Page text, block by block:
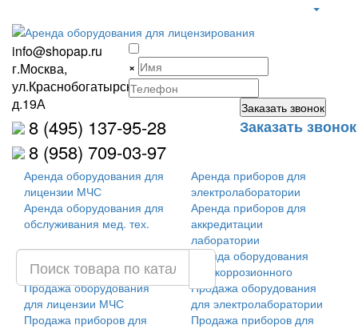
info@shopap.ru
г.Москва,
ул.Краснобогатырская,
д.19А
8 (495) 137-95-28
8 (958) 709-03-97
×
Заказать звонок
Аренда оборудования для
лицензии МЧС
Аренда приборов для
электролаборатории
Аренда оборудования для
обслуживания мед. тех.
Аренда приборов для
аккредитации
лаборатории
лицензии ФСТЭК
Аренда оборудования
антикоррозионного
Продажа оборудования
для лицензии МЧС
Продажа оборудования
для электролаборатории
Продажа приборов для
Продажа приборов для